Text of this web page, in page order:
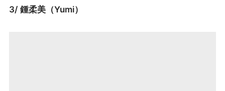
3/ 鍾柔美（Yumi）